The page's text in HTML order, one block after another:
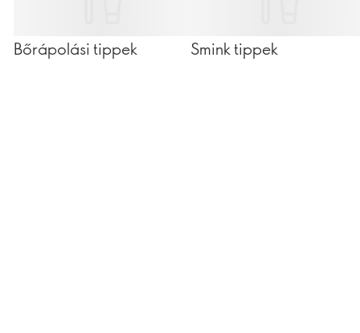
Bőrápolási tippek Smink tippek